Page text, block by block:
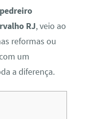
pedreiro
RJ, veio ao
reformas ou
um
a diferença.